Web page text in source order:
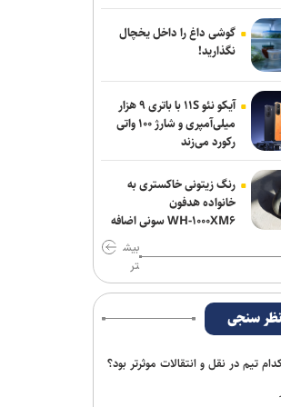
پیوستند
نفت مهاجم مس شهر بابک را
به صنعت نفت پیوست
گوشی داغ را داخل یخچال
نگذارید!
آیکو نئو ۱۱S با باتری ۹ هزار
میلی‌آمپری و شارژ ۱۰۰ واتی
رکورد می‌زند
رنگ زیتونی خاکستری به
خانواده هدفون
WH-۱۰۰۰XM۶ سونی اضافه
بیش
تر
نظر سنجی
تیم در نقل و انتقالات موثرتر بود؟